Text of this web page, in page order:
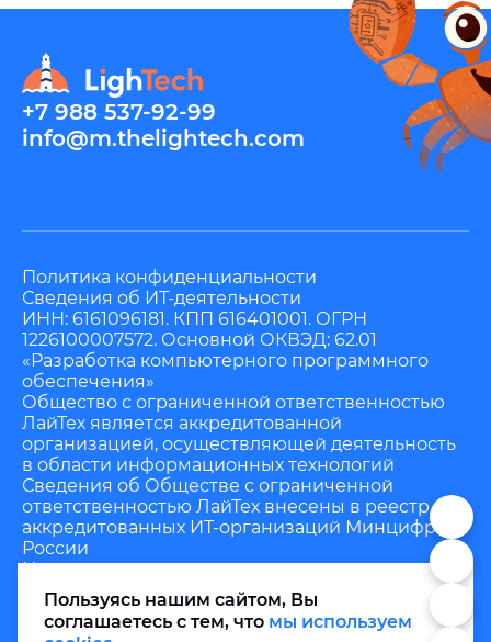
+7 988 537-92-99
info@m.thelightech.com
Политика конфиденциальности
Сведения об ИТ-деятельности
ИНН: 6161096181. КПП 616401001. ОГРН
1226100007572. Основной ОКВЭД: 62.01
«Разработка компьютерного программного
обеспечения»
Общество с ограниченной ответственностью
ЛайТех является аккредитованной
организацией, осуществляющей деятельность
в области информационных технологий
Сведения об Обществе с ограниченной
ответственностью ЛайТех внесены в реестр
аккредитованных ИТ-организаций Минцифры
России
Номер в реестре аккредитованных
организаций: 24953. Номер решения о
государственной аккредитации: АО-20220404-
4014882879-3.
Пользуясь нашим сайтом, Вы
соглашаетесь с тем, что мы используем